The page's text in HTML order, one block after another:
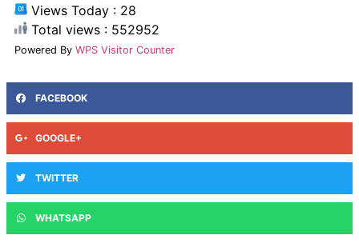
Views Today : 28
Total views : 552952
Powered By WPS Visitor Counter
FACEBOOK
GOOGLE+
TWITTER
WHATSAPP